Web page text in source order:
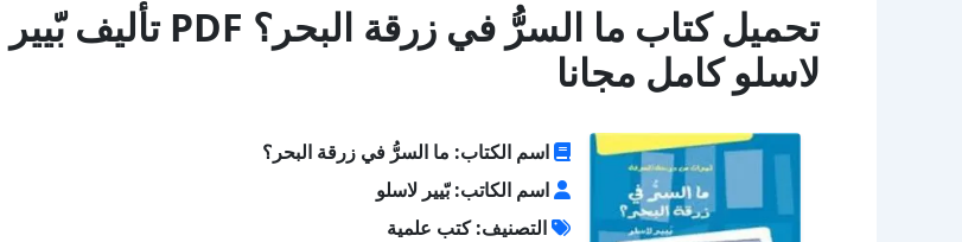
تحميل كتاب ما السرُّ في زرقة البحر؟ PDF تأليف بّيير
لاسلو كامل مجانا
اسم الكتاب: ما السرُّ في زرقة البحر؟
اسم الكاتب: بّيير لاسلو
التصنيف: كتب علمية